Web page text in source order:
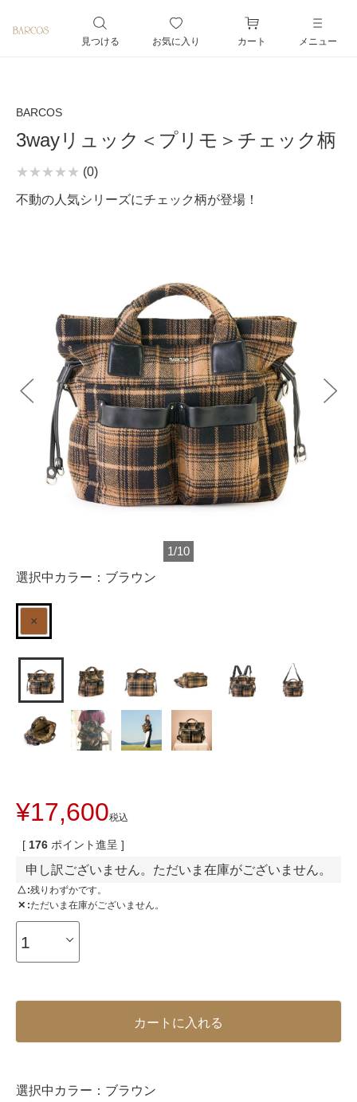
見つける お気に入り カート メニュー
BARCOS
3wayリュック＜プリモ＞チェック柄
(0)
不動の人気シリーズにチェック柄が登場！
1/10
選択中カラー： ブラウン
×
¥17,600税込
[ 176 ポイント進呈 ]
申し訳ございません。ただいま在庫がございません。
△ 残りわずかです。
✕ ただいま在庫がございません。
カートに入れる
選択中カラー： ブラウン